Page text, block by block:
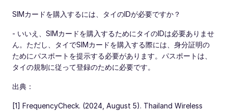
SIMカードを購入するには、タイのIDが必要ですか？
- いいえ、SIMカードを購入するためにタイのIDは必要ありませ
ん。ただし、タイでSIMカードを購入する際には、身分証明の
ためにパスポートを提示する必要があります。パスポートは、
タイの規制に従って登録のために必要です。
出典：
[1] FrequencyCheck. (2024, August 5). Thailand Wireless